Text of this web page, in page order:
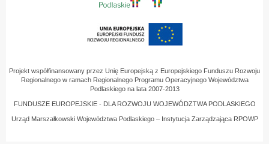
Projekt współfinansowany przez Unię Europejską z Europejskiego Funduszu Rozwoju
Regionalnego w ramach Regionalnego Programu Operacyjnego Województwa
Podlaskiego na lata 2007-2013
FUNDUSZE EUROPEJSKIE - DLA ROZWOJU WOJEWÓDZTWA PODLASKIEGO
Urząd Marszałkowski Województwa Podlaskiego – Instytucja Zarządzająca RPOWP